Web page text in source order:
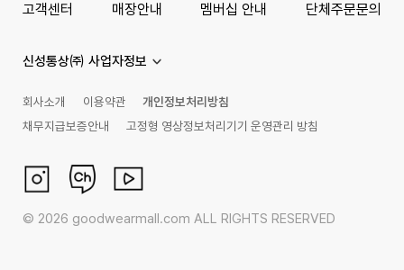
고객센터 매장안내 멤버십 안내 단체주문문의
신성통상㈜ 사업자정보
회사소개 이용약관
개인정보처리방침
채무지급보증안내
고정형 영상정보처리기기 운영관리 방침
© 2026 goodwearmall.com ALL RIGHTS RESERVED